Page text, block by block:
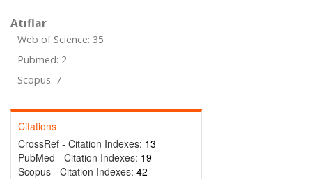
Atıflar
Web of Science: 35
Pubmed: 2
Scopus: 7
Citations
CrossRef - Citation Indexes: 13
PubMed - Citation Indexes: 19
Scopus - Citation Indexes: 42